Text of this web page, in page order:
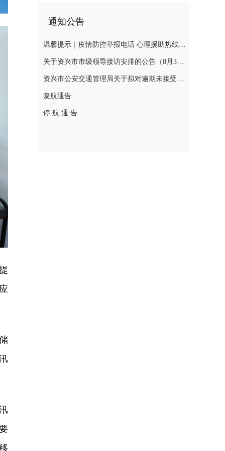
通知公告
温馨提示｜疫情防控举报电话 心理援助热线 慈善捐助热线 求助入口 辟谣入口
关于资兴市市级领导接访安排的公告（8月3日—8月7日）
资兴市公安交通管理局关于拟对逾期未接受处理的道路交通违法行为人作出行政处罚决定的公告(2026年第十三期 )
复航通告
停 航 通 告